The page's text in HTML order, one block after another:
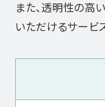
また、透明性の高
いただけるサービ